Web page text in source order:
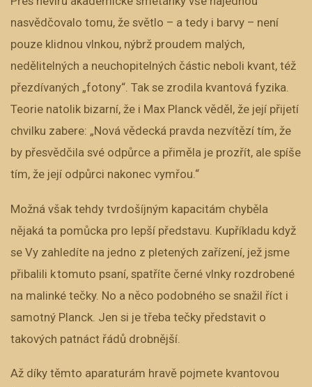
nasvědčovalo tomu, že světlo – a tedy i barvy – není
pouze klidnou vlnkou, nýbrž proudem malých,
nedělitelných a neuchopitelných částic neboli kvant, též
přezdívaných „fotony“. Tak se zrodila kvantová fyzika.
Teorie natolik bizarní, že i Max Planck věděl, že její přijetí
chvilku zabere: „Nová vědecká pravda nezvítězí tím, že
by přesvědčila své odpůrce a přiměla je prozřít, ale spíše
tím, že její odpůrci nakonec vymřou.“
Možná však tehdy tvrdošíjným kapacitám chyběla
nějaká ta pomůcka pro lepší představu. Kupříkladu když
se Vy zahledíte na jedno z pletených zařízení, jež jsme
přibalili k tomuto psaní, spatříte černé vlnky rozdrobené
na malinké tečky. No a něco podobného se snažil říct i
samotný Planck. Jen si je třeba tečky představit o
takových patnáct řádů drobnější.
Až díky těmto aparaturám hravě pojmete kvantovou